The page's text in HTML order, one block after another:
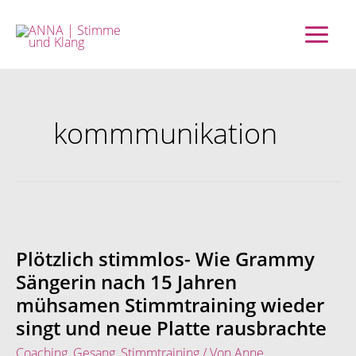
Inhalt
springen
kommmunikation
Plötzlich stimmlos- Wie Grammy
Sängerin nach 15 Jahren
mühsamen Stimmtraining wieder
singt und neue Platte rausbrachte
Wie
Grammy
Sängerin
nach
15
Jahren